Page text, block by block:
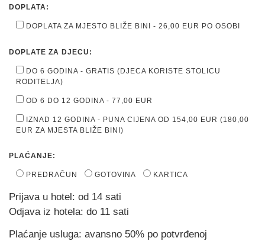
DOPLATA:
DOPLATA ZA MJESTO BLIŽE BINI - 26,00 EUR PO OSOBI
DOPLATE ZA DJECU:
DO 6 GODINA - GRATIS (DJECA KORISTE STOLICU
RODITELJA)
OD 6 DO 12 GODINA - 77,00 EUR
IZNAD 12 GODINA - PUNA CIJENA OD 154,00 EUR (180,00
EUR ZA MJESTA BLIŽE BINI)
PLAĆANJE:
PREDRAČUN GOTOVINA KARTICA
Prijava u hotel: od 14 sati
Odjava iz hotela: do 11 sati
Plaćanje usluga: avansno 50% po potvrđenoj